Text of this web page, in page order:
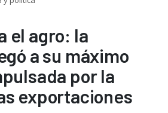
el agro: la
a su máximo
por la
exportaciones